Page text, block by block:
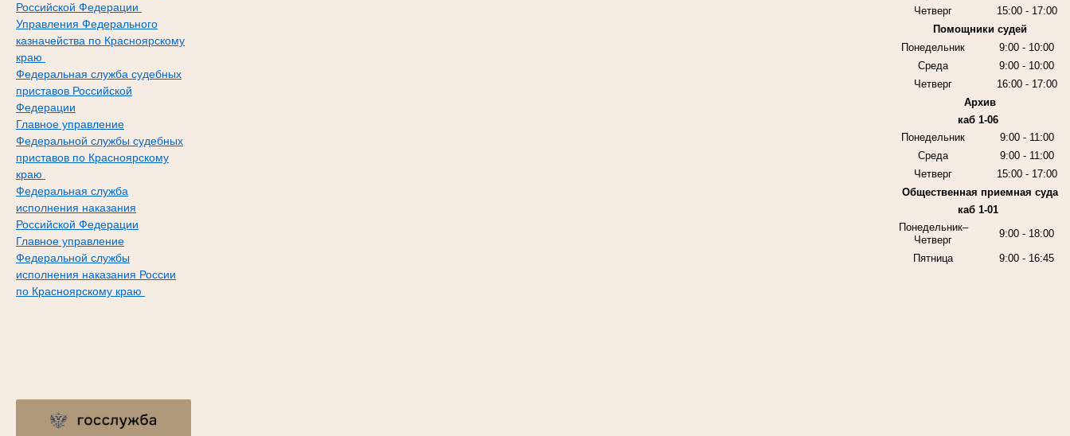
Российской Федерации
Управления Федерального
казначейства по Красноярскому
краю
Федеральная служба судебных
приставов Российской
Федерации
Главное управление
Федеральной службы судебных
приставов по Красноярскому
краю
Федеральная служба
исполнения наказания
Российской Федерации
Главное управление
Федеральной службы
исполнения наказания России
по Красноярскому краю
Четверг
15:00 - 17:00
Помощники судей
Понедельник
9:00 - 10:00
Среда
9:00 - 10:00
Четверг
16:00 - 17:00
Архив
каб 1-06
Понедельник
9:00 - 11:00
Среда
9:00 - 11:00
Четверг
15:00 - 17:00
Общественная приемная суда
каб 1-01
Понедельник–
Четверг
9:00 - 18:00
Пятница 9:00 - 16:45